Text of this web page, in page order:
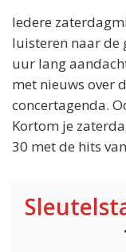
Iedere
luisteren naar de
uur lang
met nieuws over
concertagenda.
Kortom je
30 met de hits